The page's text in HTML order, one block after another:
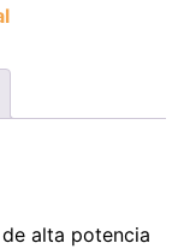
alta potencia